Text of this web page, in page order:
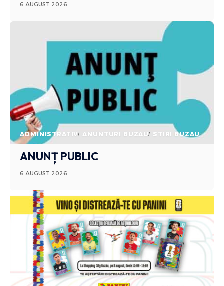
6 AUGUST 2026
ADMINISTRATIV ANUNTURI BUZAU STIRI BUZAU
ANUNȚ PUBLIC
6 AUGUST 2026